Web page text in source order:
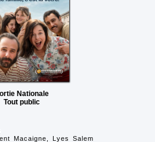
Nationale
Tout public
Macaigne, Lyes Salem